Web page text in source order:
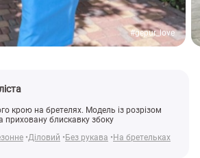
#gepur_love
крою на бретелях. Модель із розрізом
приховану блискавку збоку
Діловий Без рукава На бретельках